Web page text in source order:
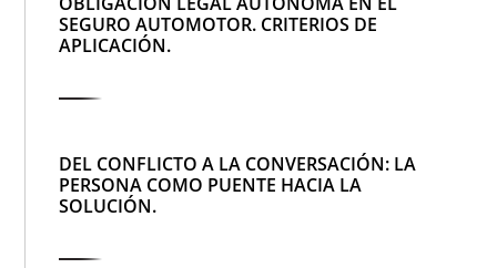
SEGURO AUTOMOTOR. CRITERIOS DE
APLICACIÓN.
DEL CONFLICTO A LA CONVERSACIÓN: LA
PERSONA COMO PUENTE HACIA LA
SOLUCIÓN.